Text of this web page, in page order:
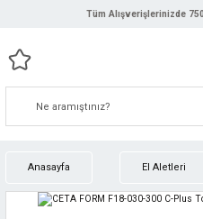
Tüm Alışverişlerinizde
Anasayfa El Aletleri